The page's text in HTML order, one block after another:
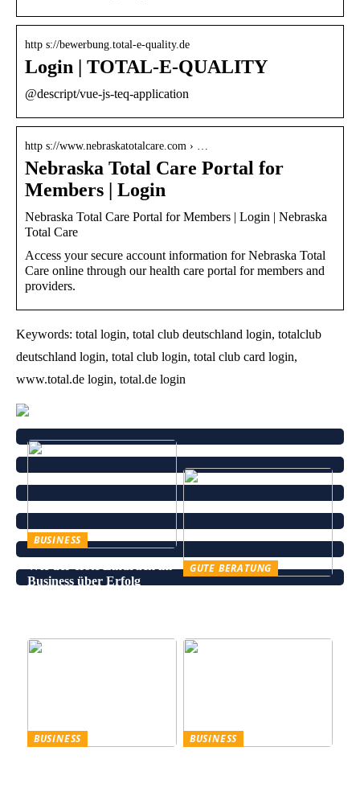
http s://bewerbung.total-e-quality.de
Login | TOTAL-E-QUALITY
@descript/vue-js-teq-application
http s://www.nebraskatotalcare.com › …
Nebraska Total Care Portal for
Members | Login
Nebraska Total Care Portal for Members | Login | Nebraska
Total Care
Access your secure account information for Nebraska Total
Care online through our health care portal for members and
providers.
Keywords: total login, total club deutschland login, totalclub
deutschland login, total club login, total club card login,
www.total.de login, total.de login
BUSINESS
Business über Erfolg
GUTE BERATUNG
BUSINESS
BUSINESS